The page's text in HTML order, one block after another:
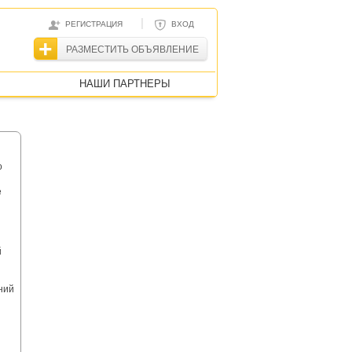
РЕГИСТРАЦИЯ | ВХОД
РАЗМЕСТИТЬ ОБЪЯВЛЕНИЕ
НАШИ ПАРТНЕРЫ